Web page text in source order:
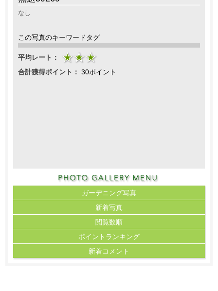
なし
この写真のキーワードタグ
平均レート：
合計獲得ポイント： 30ポイント
ガーデニング写真
新着写真
閲覧数順
ポイント ランキング
新着コメント